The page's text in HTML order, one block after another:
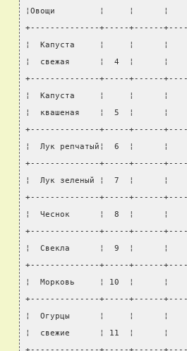
¦Овощи         ¦     ¦
+--------------+-----+------
¦  Капуста     ¦     ¦
¦  свежая      ¦  4  ¦
+--------------+-----+------
¦  Капуста     ¦     ¦
¦  квашеная    ¦  5  ¦
+--------------+-----+------
¦  Лук репчатый¦  6  ¦
+--------------+-----+------
¦  Лук зеленый ¦  7  ¦
+--------------+-----+------
¦  Чеснок      ¦  8  ¦
+--------------+-----+------
¦  Свекла      ¦  9  ¦
+--------------+-----+------
¦  Морковь     ¦ 10  ¦
+--------------+-----+------
¦  Огурцы      ¦     ¦
¦  свежие      ¦ 11  ¦